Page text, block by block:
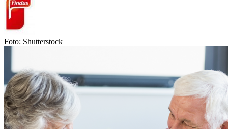
Foto: Shutterstock